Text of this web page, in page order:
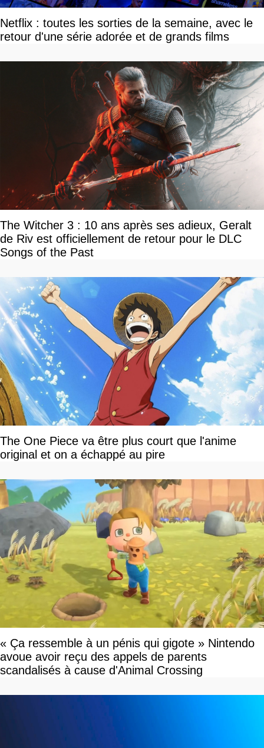
Netflix : toutes les sorties de la semaine, avec le
retour d'une série adorée et de grands films
The Witcher 3 : 10 ans après ses adieux, Geralt
de Riv est officiellement de retour pour le DLC
Songs of the Past
The One Piece va être plus court que l'anime
original et on a échappé au pire
« Ça ressemble à un pénis qui gigote » Nintendo
avoue avoir reçu des appels de parents
scandalisés à cause d'Animal Crossing